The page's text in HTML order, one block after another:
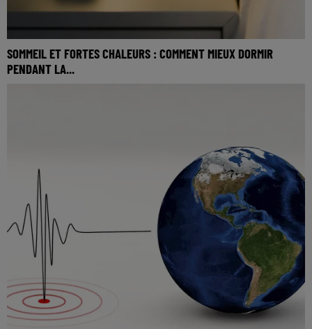
SOMMEIL ET FORTES CHALEURS : COMMENT MIEUX DORMIR
PENDANT LA...